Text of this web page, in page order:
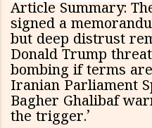
Article Summary:
signed a
but deep distrust
Donald Trump
bombing if terms
Iranian Parliament
Bagher Ghalibaf
the trigger.’